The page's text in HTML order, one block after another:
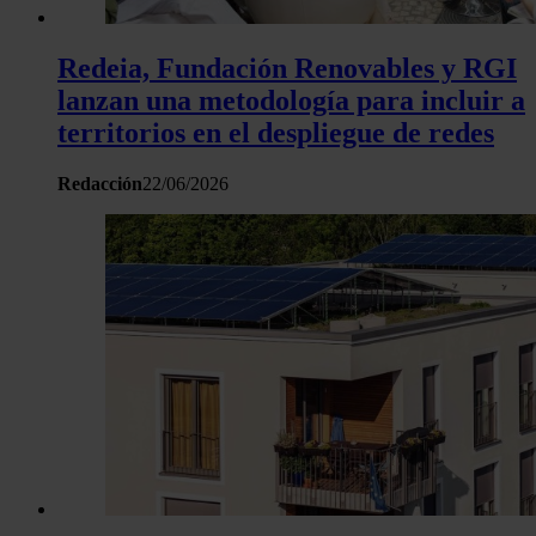
hecho de sus servicios.
Redeia, Fundación Renovables y RGI
lanzan una metodología para incluir a
territorios en el despliegue de redes
Redacción22/06/2026